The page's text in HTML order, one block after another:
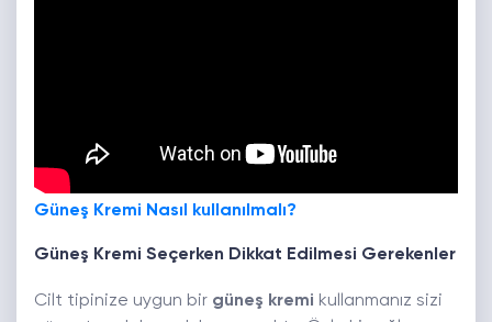
Güneş Kremi Nasıl kullanılmalı?
Güneş Kremi Seçerken Dikkat Edilmesi Gerekenler
Cilt tipinize uygun bir güneş kremi kullanmanız sizi